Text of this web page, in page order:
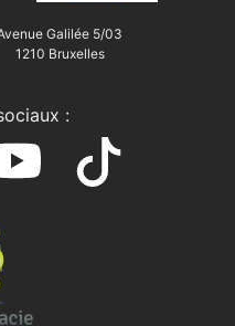
Galilée 5/03
1210 Bruxelles
: